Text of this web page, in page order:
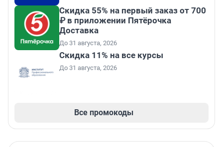
Скидка 55% на первый заказ от 700
₽ в приложении Пятёрочка
Доставка
До 31 августа, 2026
Скидка 11% на все курсы
До 31 августа, 2026
Все промокоды